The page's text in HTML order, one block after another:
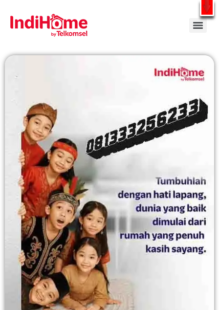
Gratis Pasang Dengan Bayar PDD2 | WiFi 200Rb an By Telkomsel